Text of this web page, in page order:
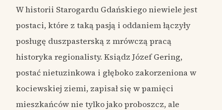
W historii Starogardu Gdańskiego niewiele jest
postaci, które z taką pasją i oddaniem łączyły
posługę duszpasterską z mrówczą pracą
historyka regionalisty. Ksiądz Józef Gering,
postać nietuzinkowa i głęboko zakorzeniona w
kociewskiej ziemi, zapisał się w pamięci
mieszkańców nie tylko jako proboszcz, ale